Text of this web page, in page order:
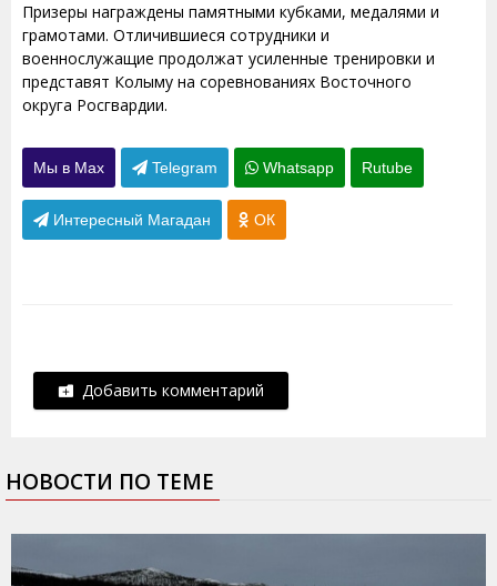
Призеры награждены памятными кубками, медалями и
грамотами. Отличившиеся сотрудники и
военнослужащие продолжат усиленные тренировки и
представят Колыму на соревнованиях Восточного
округа Росгвардии.
Мы в Max Telegram Whatsapp Rutube
Интересный Магадан ОК
Добавить комментарий
НОВОСТИ ПО ТЕМЕ